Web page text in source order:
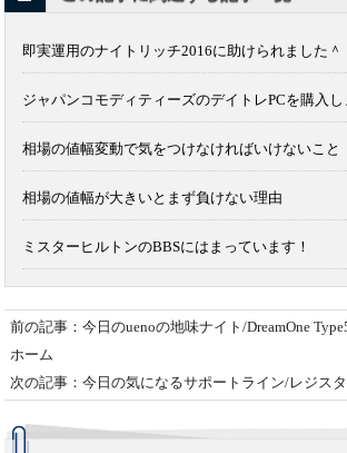
即実運用のナイトリッチ2016に助けられました＾
ジャパンコモディティーズのデイトレPCを購入し
相場の値幅変動で気をつけなければいけないこと
相場の値幅が大きいとまず負けない理由
ミスターヒルトンのBBSにはまっています！
前の記事：今日のuenoの地味ナイト/DreamOne
ホーム
次の記事：今日の気になるサポートライン/レジス